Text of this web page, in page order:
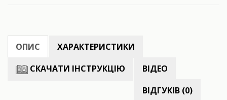
ОПИС
ХАРАКТЕРИСТИКИ
СКАЧАТИ ІНСТРУКЦІЮ
ВІДЕО
ВІДГУКІВ (0)